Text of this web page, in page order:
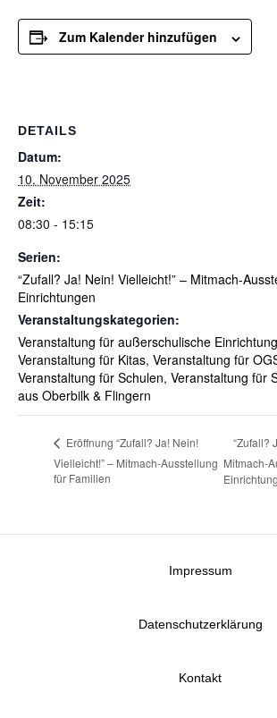
Zum Kalender hinzufügen
DETAILS
Datum:
10. November 2025
Zeit:
08:30 - 15:15
Serien:
“Zufall? Ja! Nein! Vielleicht!” – Mitmach-
Einrichtungen
Veranstaltungskategorien:
Veranstaltung für außerschulische
Veranstaltung für Kitas, Veranstaltung für
Veranstaltung für Schulen, Veranstaltung für
aus Oberbilk & Flingern
Eröffnung “Zufall? Ja! Nein!
Vielleicht!” – Mitmach-Ausstellung
für Familien
“Zufall?
Mitmach-
Impressum
Datenschutzerklärung
Kontakt